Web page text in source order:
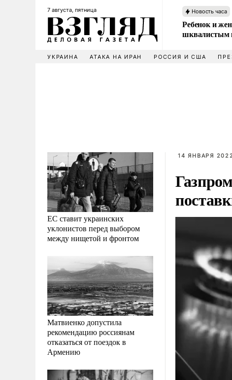
7 августа, пятница Новость часа
Ребенок и
шквалистым
УКРАИНА АТАКА НА ИРАН РОССИЯ И США
ЕС ставит украинских
уклонистов перед выбором
между нищетой и фронтом
Матвиенко допустила
рекомендацию россиянам
отказаться от поездок в
Армению
14 ЯНВАРЯ